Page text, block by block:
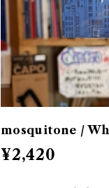
mosquitone /
¥2,420